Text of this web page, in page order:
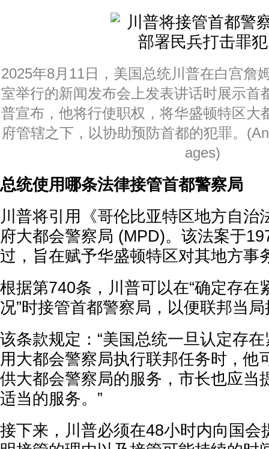
2025年8月11日，美国总统川普在白宫詹
室举行的新闻发布会上发表讲话时展示首
普宣布，他将行使职权，将华盛顿特区大
府管辖之下，以协助预防首都的犯罪。
ages)
总统使用哪条法律接管首都警察局
川普将引用《哥伦比亚特区地方自治
府大都会警察局 (MPD)。该法案于
过，旨在赋予华盛顿特区对其地方事
根据第740条，川普可以在“确定存在
况”时接管首都警察局，以便联邦当
该条款规定：“美国总统一旦认定存
用大都会警察局执行联邦任务时，他
供大都会警察局的服务，市长也应当
适当的服务。”
接下来，川普必须在48小时内向国会